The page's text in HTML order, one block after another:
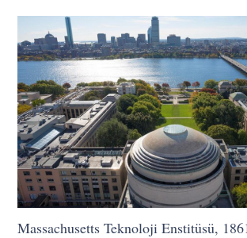
Massachusetts Teknoloji Enstitüsü,